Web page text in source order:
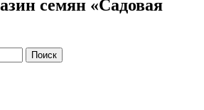
семян «Садовая
Поиск